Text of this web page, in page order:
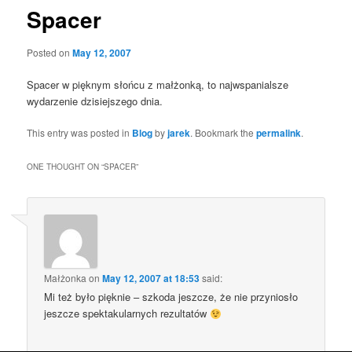
Spacer
Posted onMay 12, 2007
Spacer w pięknym słońcu z małżonką, to najwspanialsze
wydarzenie dzisiejszego dnia.
This entry was posted in Blogbyjarek. Bookmark thepermalink.
ONE THOUGHT ON “SPACER”
Małżonka onMay 12, 2007 at 18:53said:
Mi też było pięknie – szkoda jeszcze, że nie przyniosło
jeszcze spektakularnych rezultatów